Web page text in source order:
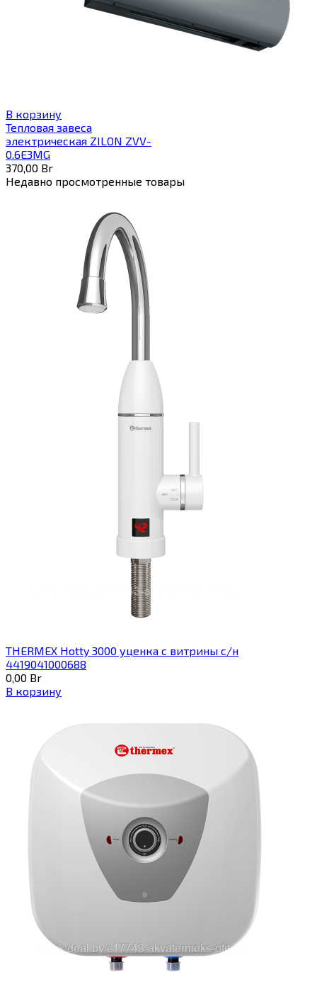
В корзину
Тепловая завеса
электрическая ZILON ZVV-
0.6E3MG
370,00 Br
Недавно просмотренные товары
THERMEX Hotty 3000 уценка с витрины с/н
4419041000688
0,00 Br
В корзину